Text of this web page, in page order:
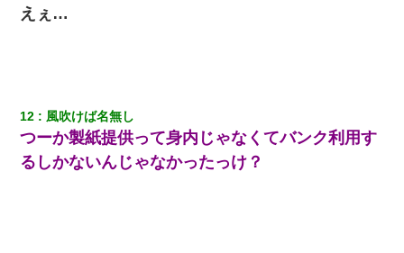
わい(42)渋谷の夜のサービスで19の女の子にゴックンさせた結果
ｗｗｗｗｗｗｗｗ
ケーキバイキングにいた単独の50くらいのオッサン、強烈だっ
た。
えぇ…
12 風吹けば名無し
つーか製紙提供って身内じゃなくてバンク利用す
るしかないんじゃなかったっけ？